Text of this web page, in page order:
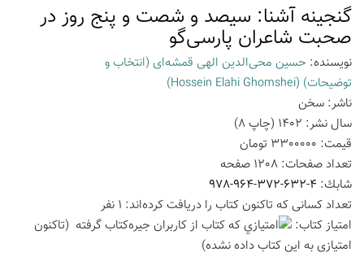
گنجینه آشنا: سیصد و شصت و پنج روز در
صحبت شاعران پارسی‌گو
نویسنده: حسین محی‌الدین الهی قمشه‌ای (انتخاب و
توضیحات) (Hossein Elahi Ghomshei)
ناشر: سخن
سال نشر: 1402 (چاپ8
)
قیمت: 3300000 تومان
تعداد صفحات: 1208 صفحه
شابك: 978-964-372-632-4
تعداد كسانی كه تاكنون كتاب را دریافت كرده‌اند: 1 نفر
امتیاز كتاب:
(تاكنون
امتیازی به این كتاب داده نشده)